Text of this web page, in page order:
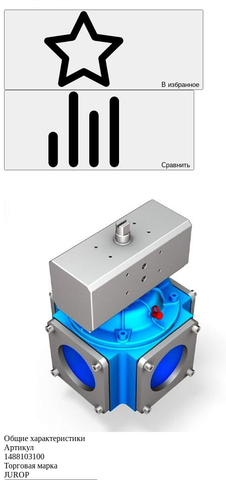
В избранное
Сравнить
Общие характеристики
Артикул
1488103100
Торговая марка
JUROP